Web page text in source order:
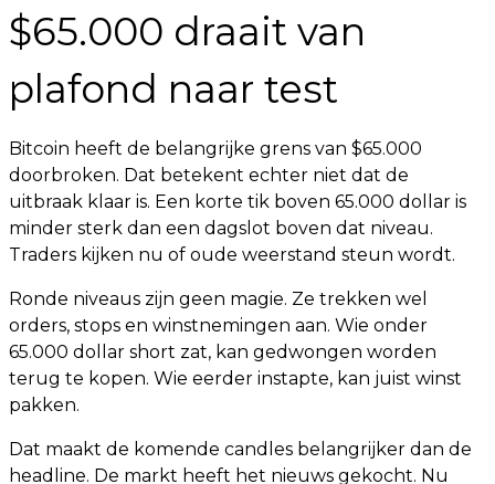
$65.000 draait van
plafond naar test
Bitcoin heeft de belangrijke grens van $65.000
doorbroken. Dat betekent echter niet dat de
uitbraak klaar is. Een korte tik boven 65.000 dollar is
minder sterk dan een dagslot boven dat niveau.
Traders kijken nu of oude weerstand steun wordt.
Ronde niveaus zijn geen magie. Ze trekken wel
orders, stops en winstnemingen aan. Wie onder
65.000 dollar short zat, kan gedwongen worden
terug te kopen. Wie eerder instapte, kan juist winst
pakken.
Dat maakt de komende candles belangrijker dan de
headline. De markt heeft het nieuws gekocht. Nu